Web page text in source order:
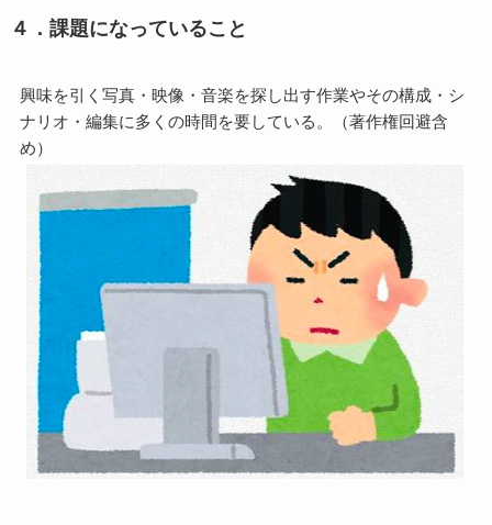
４．課題になっていること
興味を引く写真・映像・音楽を探し出す作業やその構成・シ
ナリオ・編集に多くの時間を要している。（著作権回避含
め）